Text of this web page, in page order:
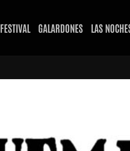
FESTIVAL GALARDONES LAS